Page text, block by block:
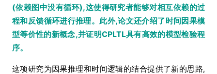
(依赖图中没有循环),这使得研究者能够对相互依赖的过
程和反馈循环进行推理。此外,论文还介绍了时间因果模
型等价性的新概念,并证明CPLTL具有高效的模型检验程
序。
这项研究为因果推理和时间逻辑的结合提供了新的思路,